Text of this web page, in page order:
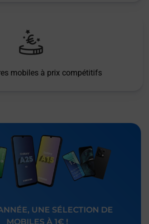
mobiles à prix compétitifs
UNE SÉLECTION DE
MOBILES À 1€ !